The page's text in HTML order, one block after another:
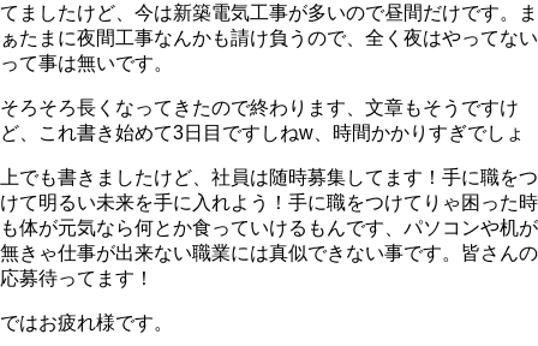
てましたけど、今は新築電気工事が多いので昼間だけです。ま
ぁたまに夜間工事なんかも請け負うので、全く夜はやってない
って事は無いです。
そろそろ長くなってきたので終わります、文章もそうですけ
ど、これ書き始めて3日目ですしねw、時間かかりすぎでしょ
上でも書きましたけど、社員は随時募集してます！手に職をつ
けて明るい未来を手に入れよう！手に職をつけてりゃ困った時
も体が元気なら何とか食っていけるもんです、パソコンや机が
無きゃ仕事が出来ない職業には真似できない事です。皆さんの
応募待ってます！
ではお疲れ様です。